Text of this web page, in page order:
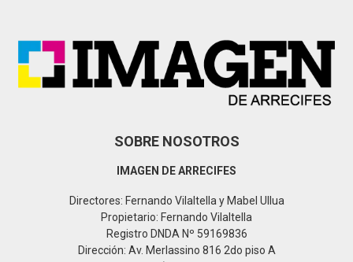
SOBRE NOSOTROS
IMAGEN DE ARRECIFES
Directores: Fernando Vilaltella y Mabel Ullua
Propietario: Fernando Vilaltella
Registro DNDA Nº 59169836
Dirección: Av. Merlassino 816 2do piso A